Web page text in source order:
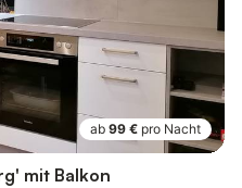
ab 99 € pro Nacht
mit Balkon